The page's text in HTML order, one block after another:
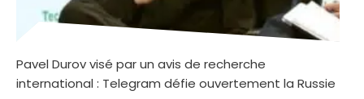
Pavel Durov visé par un avis de recherche
international : Telegram défie ouvertement la Russie